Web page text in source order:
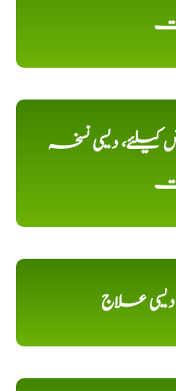
کیلئے، دیسی نسخہ
دیسی علاج